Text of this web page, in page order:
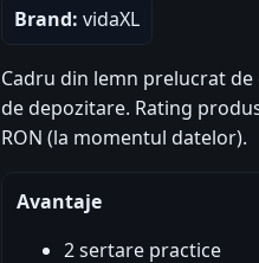
Brand: vidaXL
Cadru din lemn prelucrat
de depozitare. Rating
RON (la momentul datelor).
Avantaje
2 sertare practice